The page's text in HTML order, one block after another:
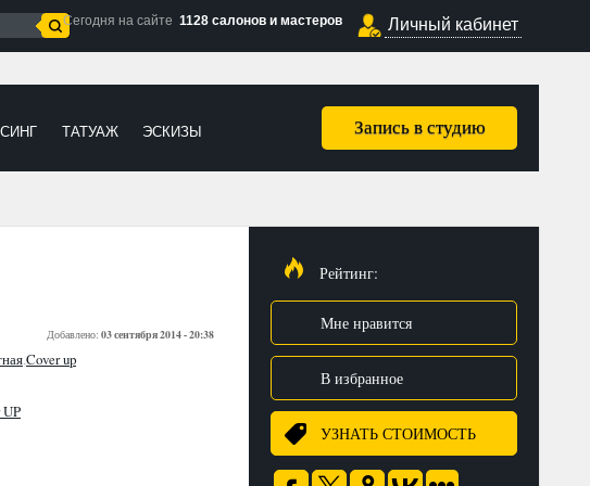
Сегодня на сайте 1128 салонов и мастеров Личный кабинет
Запись в студию
ТАТУАЖ ЭСКИЗЫ
Добавлено: 03 сентября 2014 - 20:38
,Cover up
Рейтинг:
Мне нравится
В избранное
УЗНАТЬ СТОИМОСТЬ